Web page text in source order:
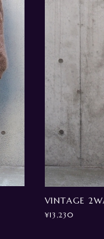
VINTAGE
¥13,230